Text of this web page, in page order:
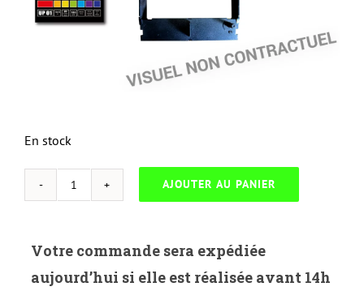
En stock
quantité
O.610Y-
OKI
AJOUTER AU PANIER
Votre commande sera expédiée
aujourd’hui si elle est réalisée avant 14h